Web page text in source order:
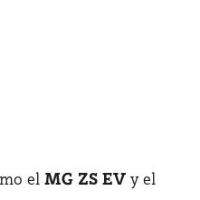
el MG ZS EV y el